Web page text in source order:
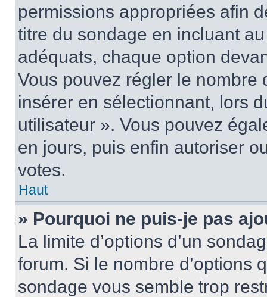
permissions appropriées afin
titre du sondage en incluant
adéquats, chaque option
Vous pouvez régler le nombre
insérer en sélectionnant, lors
utilisateur ». Vous pouvez
en jours, puis enfin autoriser
votes.
Haut
» Pourquoi ne puis-je pas
La limite d’options d’un
forum. Si le nombre d’options
sondage vous semble trop